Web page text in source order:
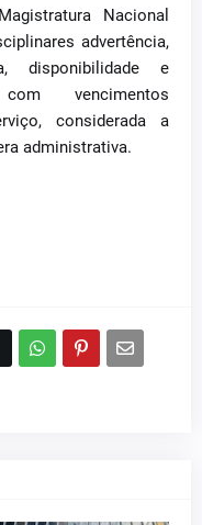
Nacional
advertência,
disponibilidade e
vencimentos
considerada a
administrativa.